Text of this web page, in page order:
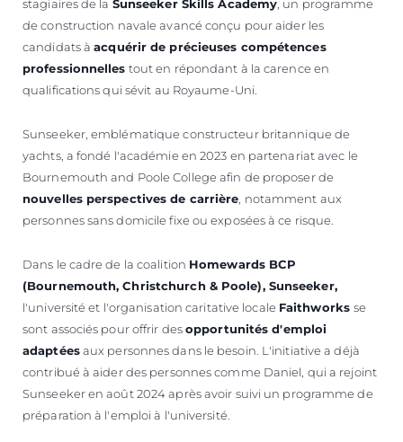
stagiaires de la Sunseeker Skills Academy , un programme
de construction navale avancé conçu pour aider les
candidats àacquérir de précieuses compétences
professionnelles tout en répondant à la carence en
qualifications qui sévit au Royaume-Uni.
Sunseeker, emblématique constructeur britannique de
yachts, a fondé l'académie en 2023 en partenariat avec le
Bournemouth and Poole College afin de proposer de
nouvelles perspectives de carrière , notamment aux
personnes sans domicile fixe ou exposées à ce risque.
Dans le cadre de la coalition Homewards BCP
(Bournemouth, Christchurch & Poole), Sunseeker,
l'université et l'organisation caritative locale Faithworksse
sont associés pour offrir desopportunités d'emploi
adaptéesaux personnes dans le besoin. L'initiative a déjà
contribué à aider des personnes comme Daniel, qui a rejoint
Sunseeker en août 2024 après avoir suivi un programme de
préparation à l'emploi à l'université.